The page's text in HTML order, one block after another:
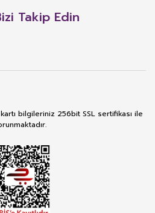
Takip Edin
bilgileriniz 256bit SSL sertifikası ile